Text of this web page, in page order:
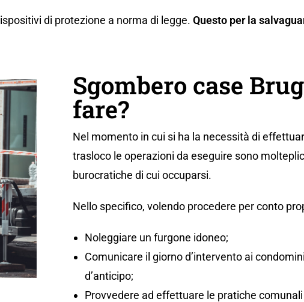
di protezione a norma di legge. Questo per la
Sgombero case
fare?
Nel momento in cui si ha la necessità di
trasloco le operazioni da eseguire sono
burocratiche di cui occuparsi.
Nello specifico, volendo procedere per conto
Noleggiare un furgone idoneo;
Comunicare il giorno d’intervento ai
d’anticipo;
Provvedere ad effettuare le pratiche